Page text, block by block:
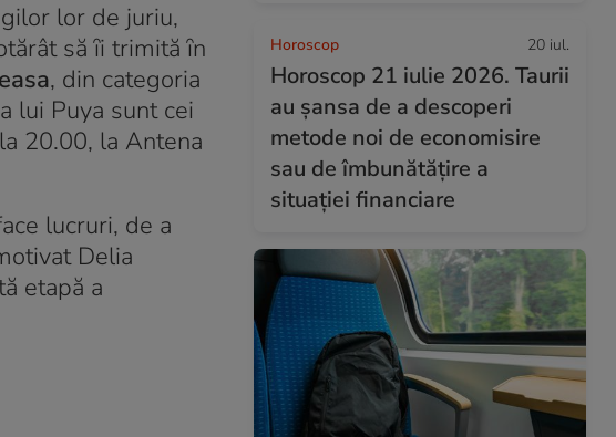
lor de juriu,
să ȋi trimită ȋn
, din categoria
lui Puya sunt cei
20.00, la Antena
lucruri, de a
Delia
etapă a
Horoscop 20 iul.
Horoscop 21 iulie 2026. Taurii
au șansa de a descoperi
metode noi de economisire
sau de îmbunătățire a
situației financiare